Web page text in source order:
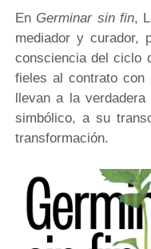
En Germinar sin fin,
mediador y curador,
consciencia del ciclo
fieles al contrato con
llevan a la
simbólico, a su
transformación.